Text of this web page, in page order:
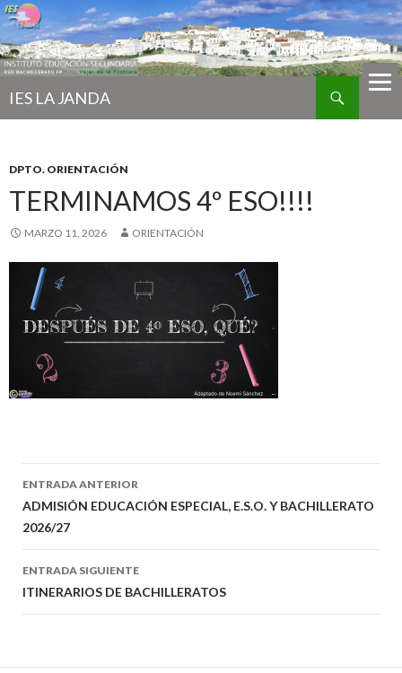
IES LA JANDA
DPTO. ORIENTACIÓN
TERMINAMOS 4º ESO!!!!
MARZO 11, 2026 ORIENTACIÓN
Ir
a
la
entrada
ENTRADA ANTERIOR
ADMISIÓN EDUCACIÓN ESPECIAL, E.S.O. Y BACHILLERATO
2026/27
ENTRADA SIGUIENTE
ITINERARIOS DE BACHILLERATOS